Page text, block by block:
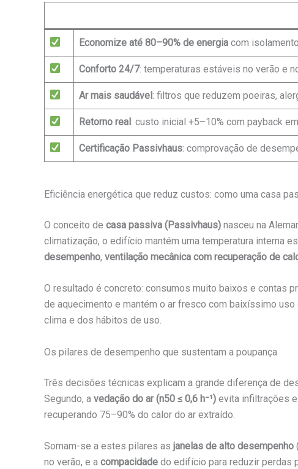
Economize até 80–90% de energia com
Conforto 24/7: temperaturas estáveis no verão e
Ar mais saudável: filtros que reduzem poeiras,
Retorno real: custo inicial +5–10% com payback
Certificação Passivhaus: comprovação de
Eficiência energética que reduz custos: como uma casa
O conceito de casa passiva (Passivhaus) nasceu na
climatização, o edifício mantém uma temperatura interna
desempenho, ventilação mecânica com recuperação de
O resultado é concreto: consumos muito baixos e contas
de aquecimento e mantém o ar fresco com baixíssimo uso
clima e dos hábitos de uso.
Os pilares de desempenho que sustentam a poupança
Três decisões técnicas explicam a grande diferença de
Segundo, a vedação do ar (n50 ≤ 0,6 h⁻¹) evita infiltrações
recuperando 75–90% do calor do ar extraído.
Somam-se a estes pilares as janelas de alto desempenho
no verão, e a compacidade do edifício para reduzir perdas